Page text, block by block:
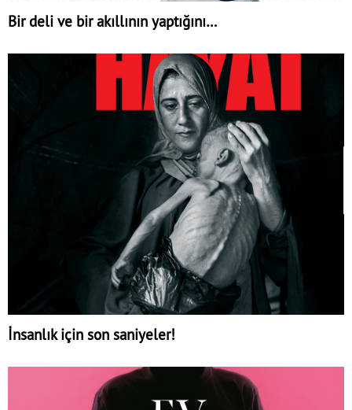
Bir deli ve bir akıllının yaptığını…
İnsanlık için son saniyeler!